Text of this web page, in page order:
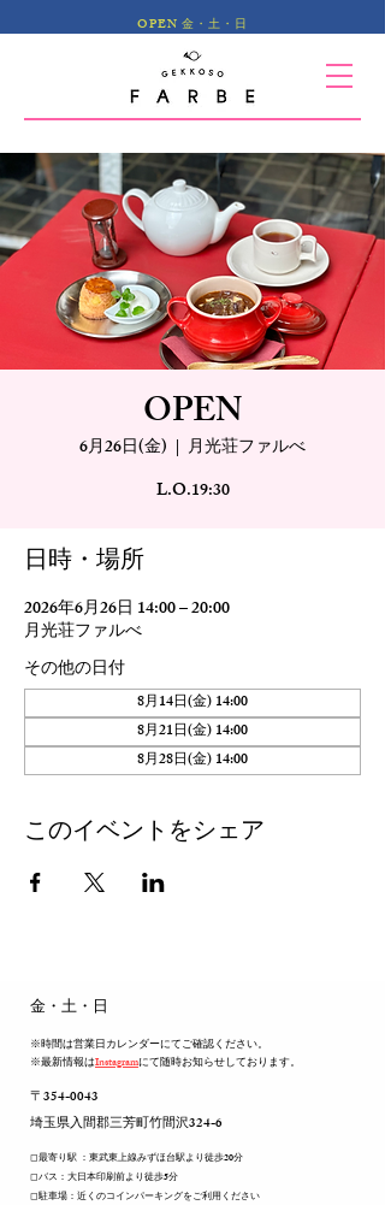
OPEN 金・土・日
OPEN
6月26日(金)
  |
月光荘ファルべ
L.O.19:30
日時・場所
2026年6月26日 14:00 – 20:00
月光荘ファルべ
その他の日付
8月14日(金) 14:00
8月21日(金) 14:00
8月28日(金) 14:00
このイベントをシェア
​金・土・日
※時間は営業日カレンダーにてご確認ください。
※最新情報はInstagramにて随時お知らせしております。
〒354-0043
​埼玉県入間郡三芳町竹間沢324-6
◻︎最寄り駅 ：東武東上線みずほ台駅より徒歩20分
◻︎バス：大日本印刷前より徒歩5分
◻︎駐車場：近くのコインパーキングをご利用ください